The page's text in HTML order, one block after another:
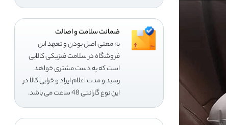
ضمانت سلامت و اصالت
به معنی اصل بودن و تعهد این
فروشگاه در سلامت فیزیکی کالایی
است که به دست مشتری خواهد
رسید و مدت اعلام ایراد و خرابی کالا در
این نوع گارانتی 48 ساعت می باشد.